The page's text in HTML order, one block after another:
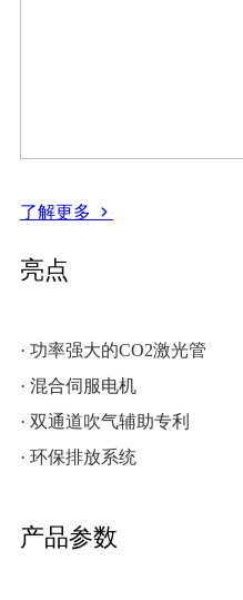
了解更多
亮点
· 功率强大的CO2激光管
· 混合伺服电机
· 双通道吹气辅助专利
· 环保排放系统
产品参数